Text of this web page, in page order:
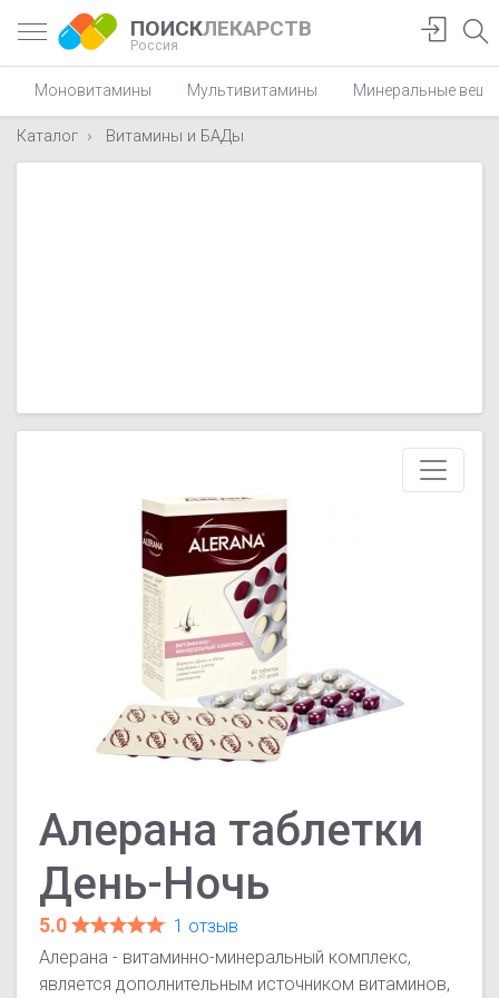
ПОИСКЛЕКАРСТВ
Россия
Моновитамины Мультивитамины Минеральные
Каталог Витамины и БАДы
Алерана таблетки
День-Ночь
5.0
1 отзыв
Алерана - витаминно-минеральный комплекс,
является дополнительным источником витаминов,